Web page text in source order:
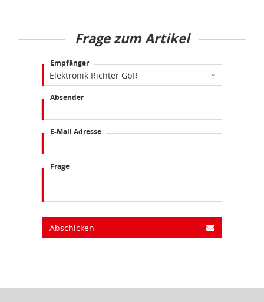
Frage zum Artikel
Empfänger
Absender
E-Mail Adresse
Frage
Abschicken